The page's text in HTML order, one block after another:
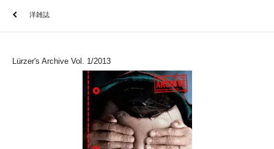
洋雑誌
Lürzer's Archive Vol. 1/2013